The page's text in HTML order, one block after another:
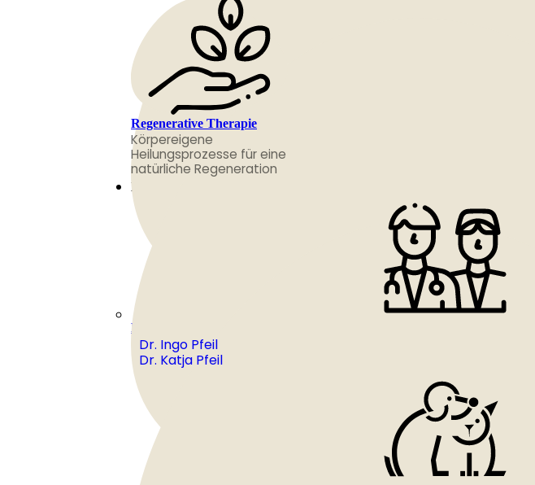
Regenerative Therapie
Körpereigene
Heilungsprozesse für eine
natürliche Regeneration
Klinik
Klinikleitung
Dr. Ingo Pfeil
Dr. Katja Pfeil